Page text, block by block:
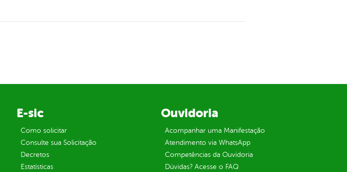
E-sic
Como solicitar
Consulte sua Solicitação
Decretos
Estatísticas
Ouvidoria
Acompanhar uma Manifestação
Atendimento via WhatsApp
Competências da Ouvidoria
Dúvidas? Acesse o FAQ